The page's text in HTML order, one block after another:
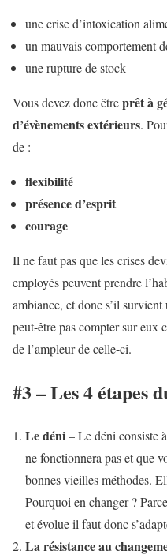
une crise d’intoxication
un mauvais comportement
une rupture de stock
Vous devez donc êtreprêt à
d’évènements extérieurs.
de :
flexibilité
présence d’esprit
courage
Il ne faut pas que les crises
employés peuvent prendre
ambiance, et donc s’il
peut-être pas compter sur eux
de l’ampleur de celle-ci.
#3 – Les 4 étapes
Le déni– Le déni consiste
ne fonctionnera pas et que
bonnes vieilles méthodes.
Pourquoi en changer ?
et évolue il faut donc
La résistance au